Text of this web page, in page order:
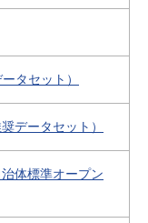
タセット）
データセット）
体標準オープン